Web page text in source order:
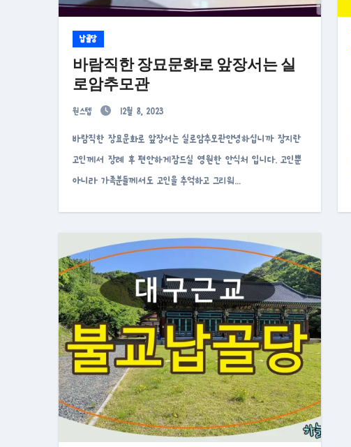
납골당
바람직한 장묘문화로 앞장서는 실
로암추모관
원스텝 12월 8, 2023
바람직한 장묘문화로 앞장서는 실로암추모관안녕하십니까 장지란
고인께서 장례 후 편안하게잠드실 영원한 안식처 입니다. 고인뿐
아니라 가족분들께서도 고인을 추억하고 그리워…